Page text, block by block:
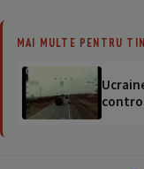
MAI MULTE PENTRU